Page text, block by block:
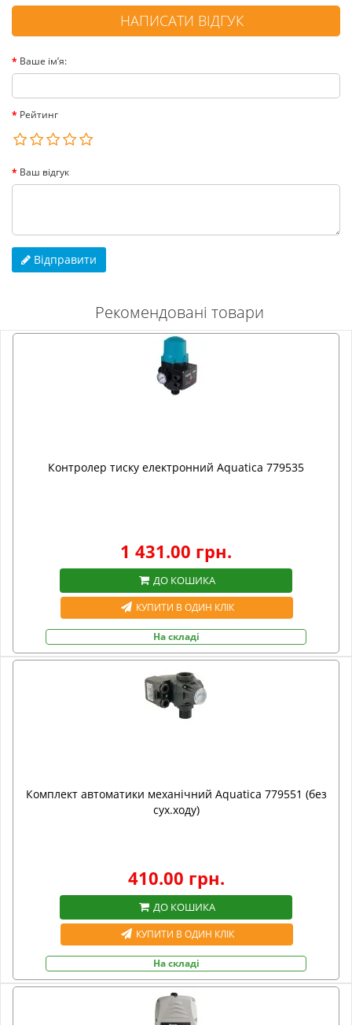
НАПИСАТИ ВІДГУК
Ваше ім’я:
Рейтинг
Ваш відгук
Відправити
Рекомендовані товари
Контролер тиску електронний Aquatica 779535
1 431.00 грн.
ДО КОШИКА
КУПИТИ В ОДИН КЛІК
На складі
Комплект автоматики механічний Aquatica 779551 (без
сух.ходу)
410.00 грн.
ДО КОШИКА
КУПИТИ В ОДИН КЛІК
На складі